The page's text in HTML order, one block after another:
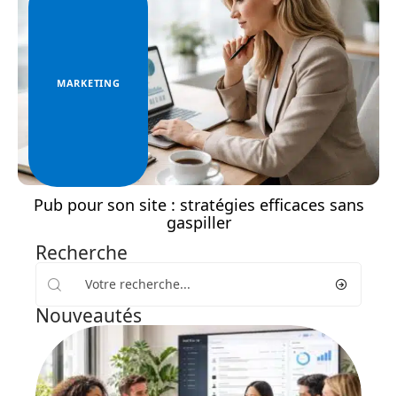
MARKETING
Pub pour son site : stratégies efficaces sans
gaspiller
Recherche
Nouveautés